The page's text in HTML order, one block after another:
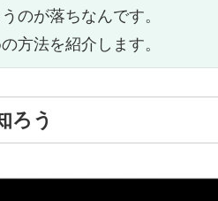
のが落ちなんです。
方法を紹介します。
ろう